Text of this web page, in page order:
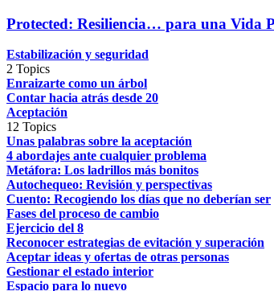
Protected: Resiliencia… para una Vida
Estabilización y seguridad
2 Topics
Enraizarte como un árbol
Contar hacia atrás desde 20
Aceptación
12 Topics
Unas palabras sobre la aceptación
4 abordajes ante cualquier problema
Metáfora: Los ladrillos más bonitos
Autochequeo: Revisión y perspectivas
Cuento: Recogiendo los días que no deberían ser
Fases del proceso de cambio
Ejercicio del 8
Reconocer estrategias de evitación y superación
Aceptar ideas y ofertas de otras personas
Gestionar el estado interior
Espacio para lo nuevo